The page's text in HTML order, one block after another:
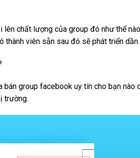
chất lượng của group đó như thế
thành viên sẵn sau đó sẽ phát triển dần
group facebook uy tín cho bạn nào
trường.